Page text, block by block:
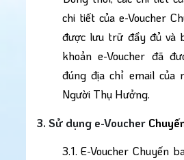
chi tiết của e-Voucher
được lưu trữ đầy đủ và
khoản e-Voucher đã
đúng địa chỉ email của
Người Thụ Hưởng.
3. Sử dụng e-Voucher
3.1. E-Voucher Chuyến